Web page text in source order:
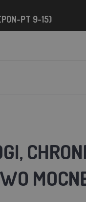
PT 9-15)